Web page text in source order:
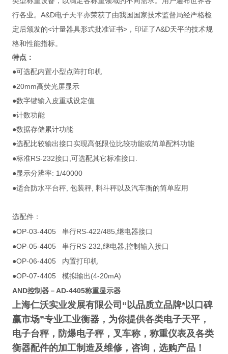
行各业。A&D电子天平亦荣获了由我国国家技术监督局经严格检
定后颁发的<计量器具形式批准证书>，印证了A&D天平的技术规
格和性能指标。
特点：
●可选配内置小型点阵打印机
●20mm高荧光屏显示
●数字键输入皮重或设定值
●计数功能
●数据存储累计功能
●选配比较输出接口实现高低限位比较功能或简单配料功能
●标准RS-232接口 ,可选配其它标准接口 .
●显示分辨率: 1/40000
●适合防水平台秤, 包装秤, 料斗秤以及汽车衡的简单应用
选配件：
●OP-03-4405 串行RS-422/485,继电器接口
●OP-05-4405 串行RS-232,继电器,控制输入接口
●OP-06-4405
内置打印机
●OP-07-4405 模拟输出 (4-20mA)
AND控制器－AD-4405称重显示器
上海仁沃实业发展有限公司“以品质立品牌*以口碑
赢市场”专业工业衡器，为你提供各类电子天平，
电子台秤，防爆电子秤，叉车称，称重仪表及各类
衡器配件的加工制造及维修，咨询，选购产品！